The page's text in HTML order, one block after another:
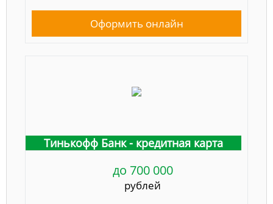
Оформить онлайн
Тинькофф Банк - кредитная карта
до 700 000
рублей